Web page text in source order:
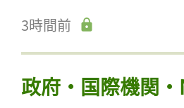
3時間前
政府・国際機関・